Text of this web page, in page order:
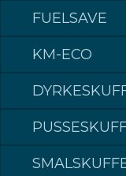
FUELSAVE
KM-ECO